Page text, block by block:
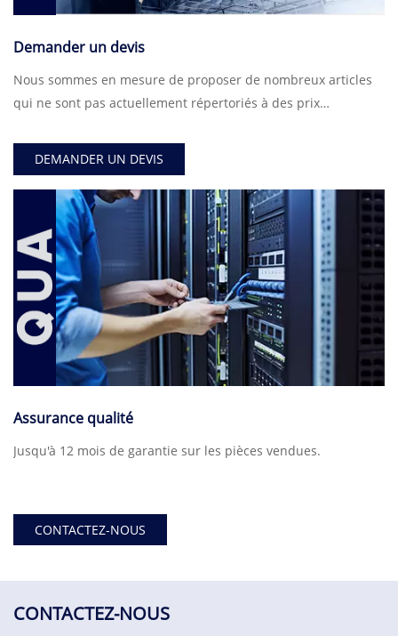
Demander un devis
Nous sommes en mesure de proposer de nombreux articles
qui ne sont pas actuellement répertoriés à des prix
DEMANDER UN DEVIS
Assurance qualité
Jusqu'à 12 mois de garantie sur les pièces vendues.
CONTACTEZ-NOUS
CONTACTEZ-NOUS